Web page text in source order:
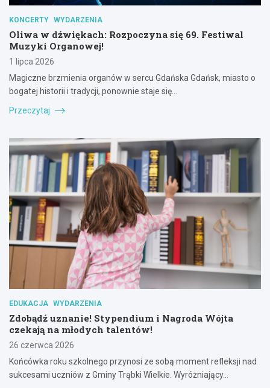
KONCERTY WYDARZENIA
Oliwa w dźwiękach: Rozpoczyna się 69. Festiwal
Muzyki Organowej!
1 lipca 2026
Magiczne brzmienia organów w sercu Gdańska Gdańsk, miasto o
bogatej historii i tradycji, ponownie staje się…
Przeczytaj
EDUKACJA WYDARZENIA
Zdobądź uznanie! Stypendium i Nagroda Wójta
czekają na młodych talentów!
26 czerwca 2026
Końcówka roku szkolnego przynosi ze sobą moment refleksji nad
sukcesami uczniów z Gminy Trąbki Wielkie. Wyróżniający…